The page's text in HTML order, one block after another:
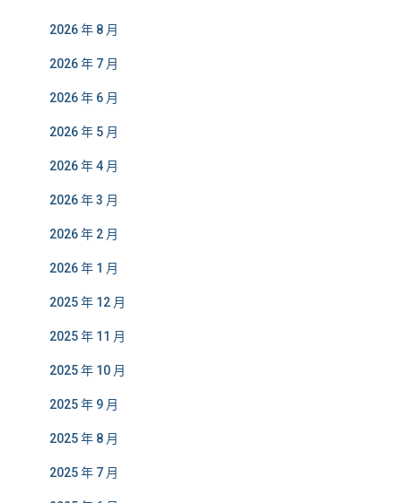
2026 年 8 月
2026 年 7 月
2026 年 6 月
2026 年 5 月
2026 年 4 月
2026 年 3 月
2026 年 2 月
2026 年 1 月
2025 年 12 月
2025 年 11 月
2025 年 10 月
2025 年 9 月
2025 年 8 月
2025 年 7 月